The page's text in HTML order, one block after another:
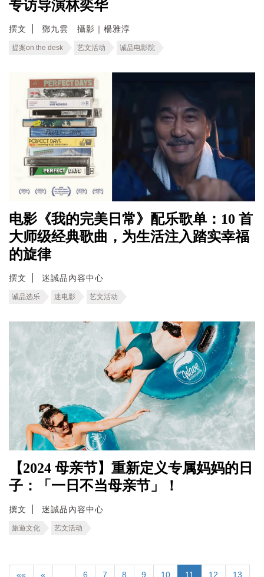
专访导演林奕华
撰文 鄧九雲 攝影｜楊雅淳
提案on the desk 艺文活动 诚品电影院
电影《我的完美日常》配乐歌单：10 首
大师级经典歌曲，为生活注入踏实幸福
的旋律
撰文 迷誠品內容中心
诚品选乐 迷电影 艺文活动
【2024 母亲节】重新定义专属妈妈的日
子：「一日不当母亲节」！
撰文 迷誠品內容中心
旅遊文化 艺文活动
«« « 6 7 8 9 10 11 12 13